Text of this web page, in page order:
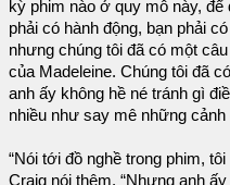
kỳ phim nào ở quy mô này,
phải có hành động, bạn phải
nhưng chúng tôi đã có một
của Madeleine. Chúng tôi đã
anh ấy không hề né tránh gì
nhiều như say mê những cảnh
“Nói tới đồ nghề trong phim,
Craig nói thêm. “Nhưng anh